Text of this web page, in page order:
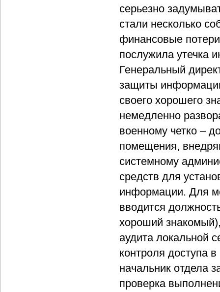
серьезно
стали несколько
финансовые
послужила утечка
Генеральный
защиты
своего хорошего
немедленно
военному четко –
помещения,
системному
средств для
информации. Для
вводится
хороший знакомый),
аудита локальной
контроля доступа
начальник отдела
проверка